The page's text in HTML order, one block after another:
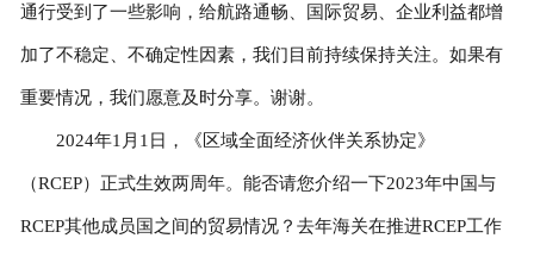
通行受到了一些影响，给航路通畅、国际贸易、企业利益都增
加了不稳定、不确定性因素，我们目前持续保持关注。如果有
重要情况，我们愿意及时分享。谢谢。
2024年1月1日，《区域全面经济伙伴关系协定》
（RCEP）正式生效两周年。能否请您介绍一下2023年中国与
RCEP其他成员国之间的贸易情况？去年海关在推进RCEP工作